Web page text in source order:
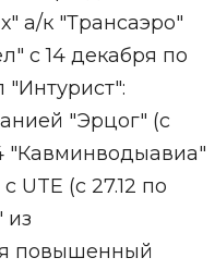
а/к "Трансаэро"
с 14 декабря по
"Эрцог" (с
"Кавминводыавиа"
UTE (с 27.12 по
из
повышенный